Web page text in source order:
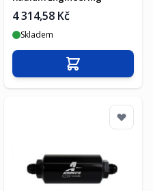
4 314,58 Kč
Skladem
Přidat do košíku